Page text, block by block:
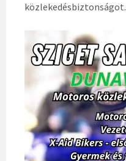
közlekedésbiztonságot.